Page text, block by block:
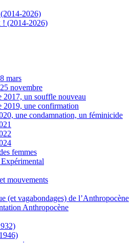
2026)
(2014-2026)
mars
novembre
2017, un souffle nouveau
2019, une confirmation
une condamnation, un féminicide
femmes
mouvements
(et vagabondages) de l’Anthropocène
Anthropocène